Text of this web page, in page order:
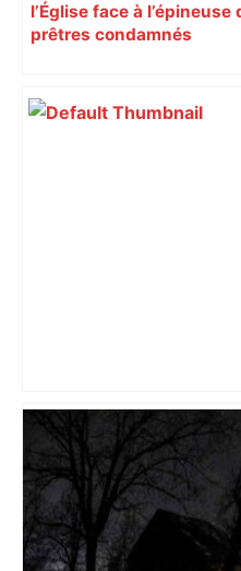
l’Église face à
prêtres condamnés
"On souhaite remettre un
la mairie de Toulouse
commerce ambulant de 6
minuit dans ce grand
et prévoit des sanctions
l’espace public –